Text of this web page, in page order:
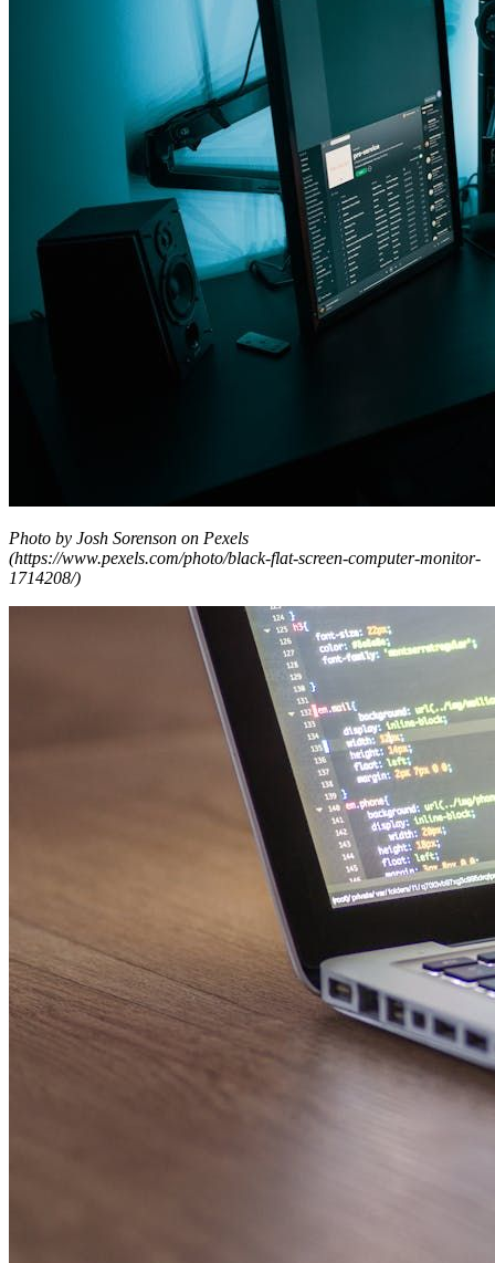
Photo by Josh Sorenson on Pexels
(https://www.pexels.com/photo/black-flat-screen-computer-monitor-
1714208/)